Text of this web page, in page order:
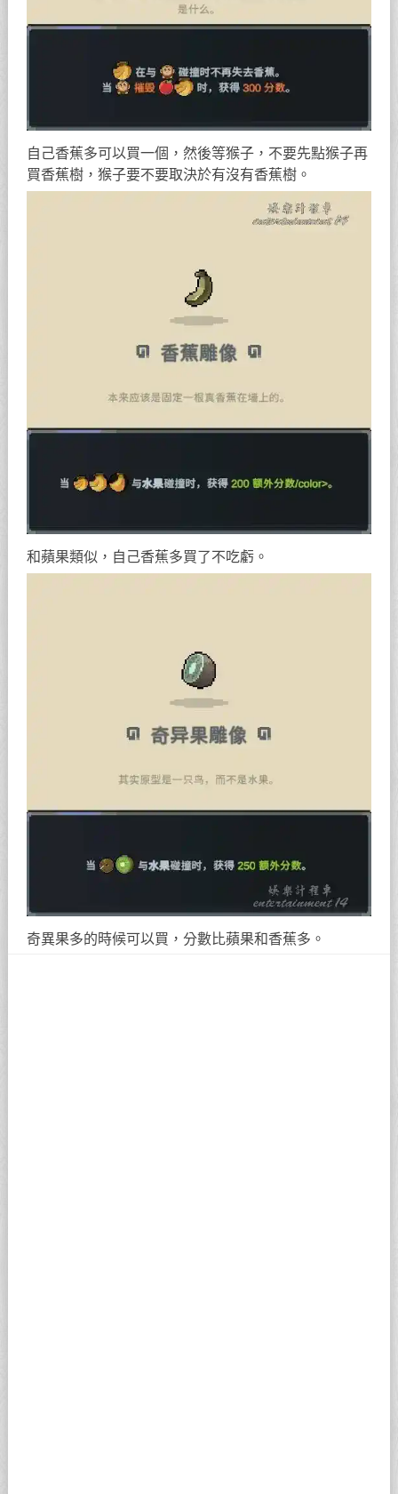
自己香蕉多可以買一個，然後等猴子，不要先點猴子再
買香蕉樹，猴子要不要取決於有沒有香蕉樹。
和蘋果類似，自己香蕉多買了不吃虧。
奇異果多的時候可以買，分數比蘋果和香蕉多。